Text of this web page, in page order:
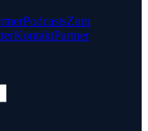
PodcastsZum
KontaktPartner